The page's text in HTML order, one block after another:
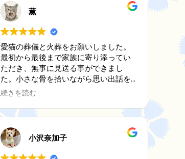
と思います。何年たっても愛犬を亡く
した事で勝手に原因をつくって後悔と
寂しさをずっと想い続けていくと思い
ますが１つの区切りとしての火葬を良
い形でおくれた事を心から感謝しま
す。ありがとうございました。
薫
愛猫の葬儀と火葬をお願いしました。
最初から最後まで家族に寄り添ってい
ただき、無事に見送る事ができまし
た。小さな骨を拾いながら思い出話を
聞いてもらい、とても心が安らぎまし
た。後日送ってくださった写真立てに
はメッセージカードも添えて下さりそ
この度は本当にありがとうございまし
た。
続きを読む
小沢奈加子